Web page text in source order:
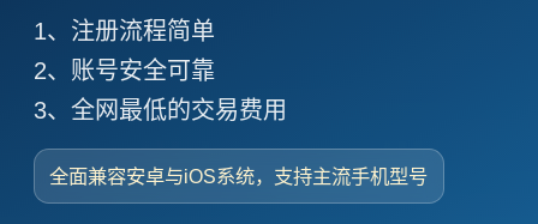
1、注册流程简单
2、账号安全可靠
3、全网最低的交易费用
全面兼容安卓与iOS系统，支持主流手机型号